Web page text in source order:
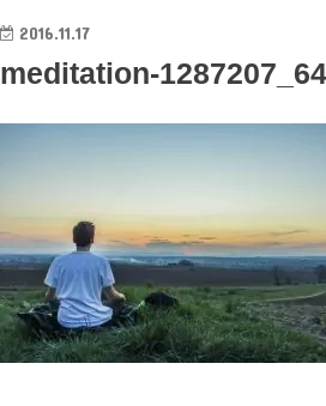
2016.11.17
meditation-